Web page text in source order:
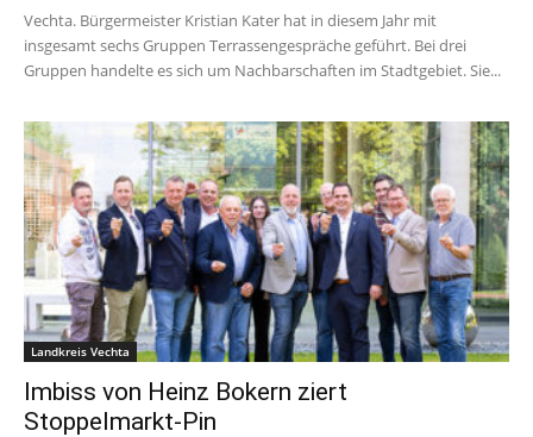
Vechta. Bürgermeister Kristian Kater hat in diesem Jahr mit
insgesamt sechs Gruppen Terrassengespräche geführt. Bei drei
Gruppen handelte es sich um Nachbarschaften im Stadtgebiet. Sie...
Landkreis Vechta
Imbiss von Heinz Bokern ziert
Stoppelmarkt-Pin